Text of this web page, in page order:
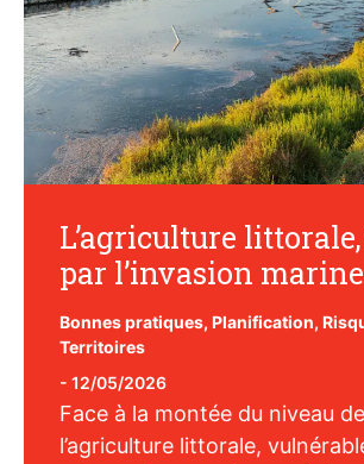
L’agriculture
par l’invasion marine
Bonnes pratiques, Planification,
Territoires
- 12/05/2026
Face à la montée du niveau
l’agriculture littorale,